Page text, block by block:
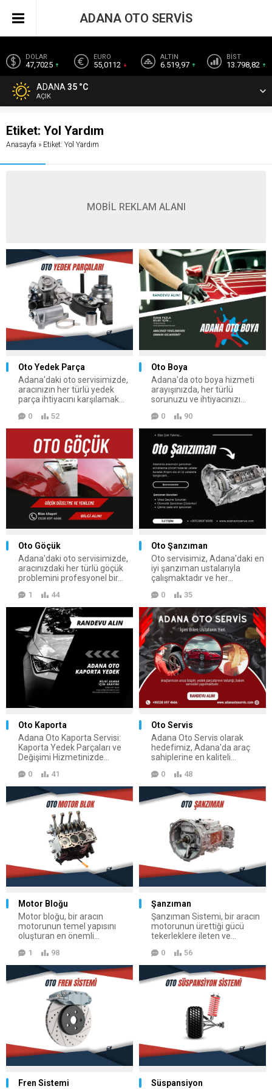
DOLAR
47,7025
EURO
55,0112
ALTIN
6.519,97
BİST
13.798,82
ADANA 35 °C
AÇIK
ADANA OTO SERVİS
Etiket: Yol Yardım
Anasayfa » Etiket: Yol Yardım
MOBİL REKLAM ALANI
Oto Yedek Parça
Adana'daki oto servisimizde,
aracınızın her türlü yedek
parça ihtiyacını karşılamak...
0 52
Oto Boya
Adana'da oto boya hizmeti
arayışınızda, her türlü
sorunuzu ve ihtiyacınızı...
0 90
Oto Göçük
Adana'daki oto servisimizde,
aracınızdaki her türlü göçük
problemini profesyonel bir...
1 44
Oto Şanzıman
Oto servisimiz, Adana'daki en
iyi şanzıman ustalarıyla
çalışmaktadır ve her...
0 35
Oto Kaporta
Adana Oto Kaporta Servisi:
Kaporta Yedek Parçaları ve
Değişimi Hizmetinizde...
0 41
Oto Servis
Adana Oto Servis olarak
hedefimiz, Adana'da araç
sahiplerine en kaliteli...
0 48
Motor Bloğu
Motor bloğu, bir aracın
motorunun temel yapısını
oluşturan en önemli...
1 98
Şanzıman
Şanzıman Sistemi, bir aracın
motorunun ürettiği gücü
tekerleklere ileten ve...
0 56
Fren Sistemi Süspansiyon